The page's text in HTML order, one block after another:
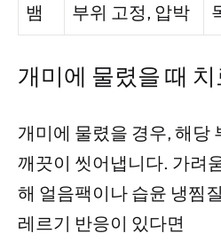
뱀 부위 고정, 압박
개미에 물렸을 때 치
개미에 물렸을 경우, 해당
깨끗이 씻어냅니다. 가려
해 얼음팩이나 습윤 냉찜
레르기 반응이 있다면